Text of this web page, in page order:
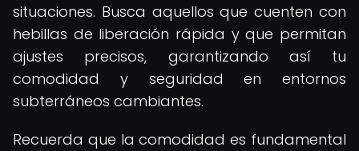
situaciones. Busca aquellos que cuenten con
hebillas de liberación rápida y que permitan
ajustes precisos, garantizando así tu
comodidad y seguridad en entornos
subterráneos cambiantes.
Recuerda que la comodidad es fundamental